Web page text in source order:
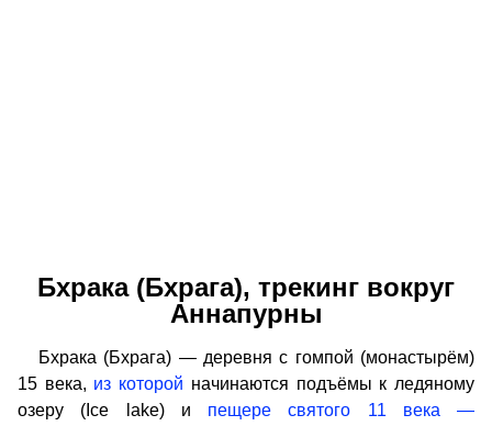
Бхрака (Бхрага), трекинг вокруг
Аннапурны
Бхрака (Бхрага) — деревня с гомпой (монастырём)
15 века, из которой начинаются подъёмы к ледяному
озеру (Ice lake) и пещере святого 11 века —